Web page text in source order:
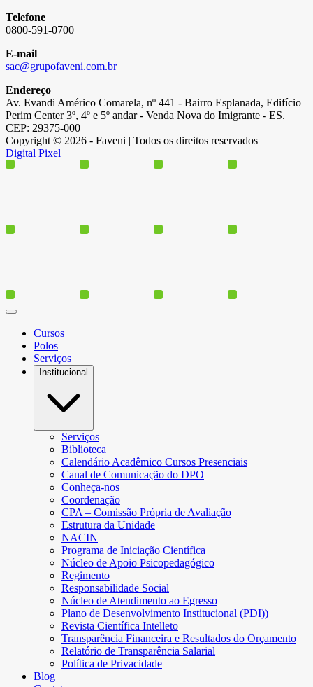
Telefone
0800-591-0700
E-mail
sac@grupofaveni.com.br
Endereço
Av. Evandi Américo Comarela, nº 441 - Bairro Esplanada, Edifício
Perim Center 3º, 4º e 5º andar - Venda Nova do Imigrante - ES.
CEP: 29375-000
Copyright © 2026 - Faveni | Todos os direitos reservados
Digital Pixel
Cursos
Polos
Serviços
Institucional
Serviços
Biblioteca
Calendário Acadêmico Cursos Presenciais
Canal de Comunicação do DPO
Conheça-nos
Coordenação
CPA – Comissão Própria de Avaliação
Estrutura da Unidade
NACIN
Programa de Iniciação Científica
Núcleo de Apoio Psicopedagógico
Regimento
Responsabilidade Social
Núcleo de Atendimento ao Egresso
Plano de Desenvolvimento Institucional (PDI))
Revista Científica Intelleto
Transparência Financeira e Resultados do Orçamento
Relatório de Transparência Salarial
Política de Privacidade
Blog